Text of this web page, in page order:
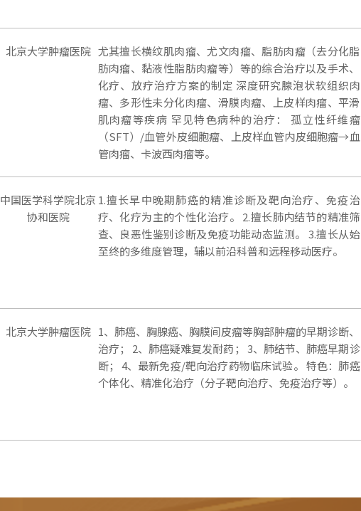
北京大学肿瘤医院 尤其擅长横纹肌肉瘤、尤文肉瘤、脂肪肉瘤（去分化脂
肪肉瘤、黏液性脂肪肉瘤等）等的综合治疗以及手术、
化疗、放疗治疗方案的制定 深度研究腺泡状软组织肉
瘤、多形性未分化肉瘤、滑膜肉瘤、上皮样肉瘤、平滑
肌肉瘤等疾病 罕见特色病种的治疗： 孤立性纤维瘤
（SFT）/血管外皮细胞瘤、上皮样血管内皮细胞瘤→血
管肉瘤、卡波西肉瘤等。
中国医学科学院北京
协和医院
1.擅长早中晚期肺癌的精准诊断及靶向治疗、免疫治
疗、化疗为主的个性化治疗。 2.擅长肺内结节的精准筛
查、良恶性鉴别诊断及免疫功能动态监测。 3.擅长从始
至终的多维度管理，辅以前沿科普和远程移动医疗。
北京大学肿瘤医院 1、肺癌、胸腺癌、胸膜间皮瘤等胸部肿瘤的早期诊断、
治疗； 2、肺癌疑难复发耐药； 3、肺结节、肺癌早期诊
断； 4、最新免疫/靶向治疗药物临床试验。 特色：肺癌
个体化、精准化治疗（分子靶向治疗、免疫治疗等）。